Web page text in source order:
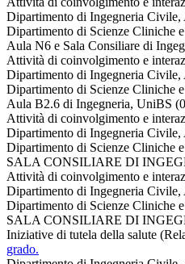
Dipartimento di Ingegneria
Dipartimento di Scienze Cliniche
Aula N6 e Sala Consiliare di
Attività di coinvolgimento e
Dipartimento di Ingegneria
Dipartimento di Scienze Cliniche
Aula B2.6 di Ingegneria, UniBS
Attività di coinvolgimento e
Dipartimento di Ingegneria
Dipartimento di Scienze Cliniche
SALA CONSILIARE DI
Attività di coinvolgimento e
Dipartimento di Ingegneria
Dipartimento di Scienze Cliniche
SALA CONSILIARE DI
Iniziative di tutela della salute
grado.